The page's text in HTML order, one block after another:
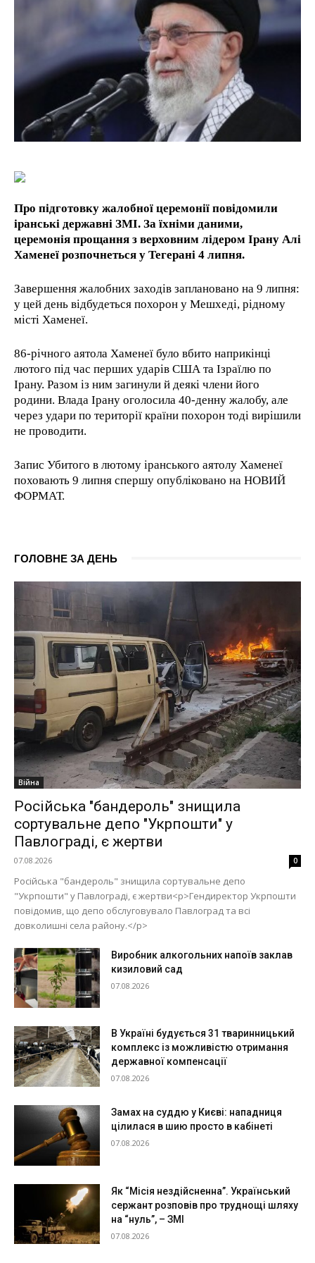
1-YEAR
/ year
Pay now and you get access to exclusive news and
articles for a whole year.
1-MONTH
subscription.
Про підготовку жалобної церемонії повідомили
іранські державні ЗМІ. За їхніми даними,
церемонія прощання з верховним лідером Ірану Алі
Хаменеї розпочнеться у Тегерані 4 липня.
Завершення жалобних заходів заплановано на 9 липня:
у цей день відбудеться похорон у Мешхеді, рідному
місті Хаменеї.
86-річного аятола Хаменеї було вбито наприкінці
лютого під час перших ударів США та Ізраїлю по
Ірану. Разом із ним загинули й деякі члени його
родини. Влада Ірану оголосила 40-денну жалобу, але
через удари по території країни похорон тоді вирішили
не проводити.
Запис Убитого в лютому іранського аятолу Хаменеї
поховають 9 липня спершу опубліковано на НОВИЙ
ФОРМАТ.
ГОЛОВНЕ ЗА ДЕНЬ
Війна
Російська "бандероль" знищила
сортувальне депо "Укрпошти" у
Павлограді, є жертви
07.08.2026 0
Російська "бандероль" знищила сортувальне депо
"Укрпошти" у Павлограді, є жертви<p>Гендиректор Укрпошти
повідомив, що депо обслуговувало Павлоград та всі
довколишні села району.</p>
Виробник алкогольних напоїв заклав
кизиловий сад
07.08.2026
В Україні будується 31 тваринницький
комплекс із можливістю отримання
державної компенсації
07.08.2026
Замах на суддю у Києві: нападниця
цілилася в шию просто в кабінеті
07.08.2026
Як “Місія нездійсненна”. Український
сержант розповів про труднощі шляху
на “нуль”, – ЗМІ
07.08.2026